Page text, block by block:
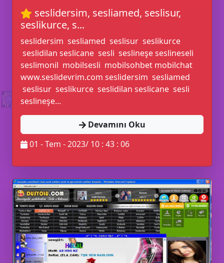
🎆
seslidersim, sesliamed, seslisur,
seslikurce, s...
seslidersim sesliamed seslisur seslikurce
seslidilan seslicane sesli seslineşe seslineseli
seslimonil mobilsesli mobilsohbet mobilchat
www.seslidevrim.com seslidersim sesliamed
seslisur seslikurce seslidilan seslicane sesli
seslineşe...
Devamını Oku
01 - Tem - 2023/ 10 : 43 : 06